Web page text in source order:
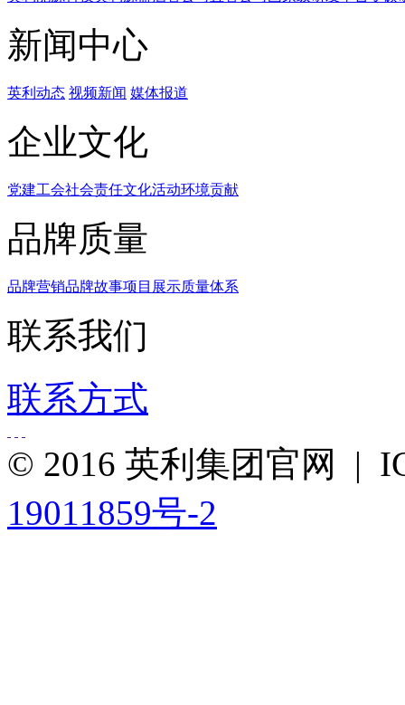
新闻中心
英利动态 视频新闻 媒体报道
企业文化
党建工会社会责任文化活动环境贡献
品牌质量
品牌营销品牌故事项目展示质量体系
联系我们
联系方式
© 2016 英利集团官网 |
19011859号-2